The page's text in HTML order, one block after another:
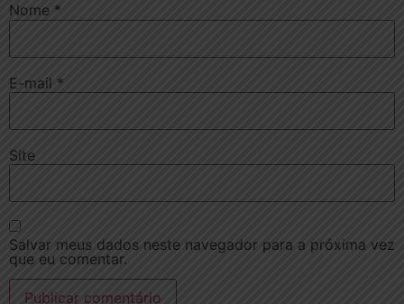
Nome *
E-mail *
Site
Salvar meus dados neste navegador para a próxima vez
que eu comentar.